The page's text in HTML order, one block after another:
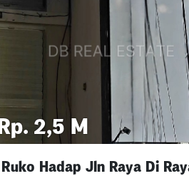
2,5 M